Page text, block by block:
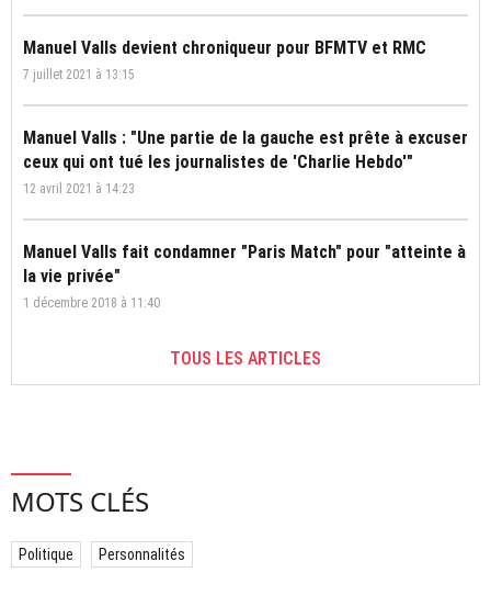
Manuel Valls devient chroniqueur pour BFMTV et RMC
7 juillet 2021 à 13:15
Manuel Valls : "Une partie de la gauche est prête à excuser
ceux qui ont tué les journalistes de 'Charlie Hebdo'"
12 avril 2021 à 14:23
Manuel Valls fait condamner "Paris Match" pour "atteinte à
la vie privée"
1 décembre 2018 à 11:40
TOUS LES ARTICLES
MOTS CLÉS
Politique Personnalités